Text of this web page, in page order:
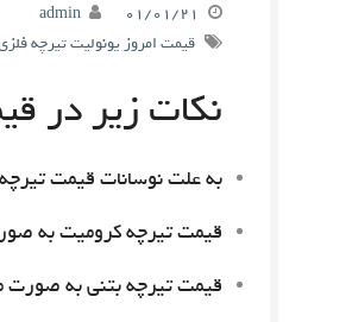
۰۱/۰۱/۲۱ admin
قیمت امروز یونولیت تیرچه
نکات زیر در
به علت نوسانات قیمت
قیمت تیرچه کرومیت به
قیمت تیرچه بتنی به